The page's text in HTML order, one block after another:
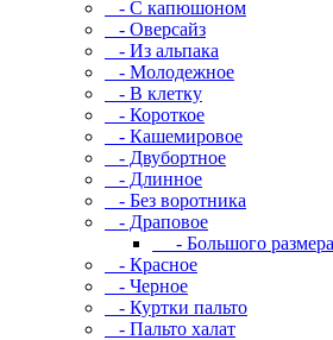
- С капюшоном
- Оверсайз
- Из альпака
- Молодежное
- В клетку
- Короткое
- Кашемировое
- Двубортное
- Длинное
- Без воротника
- Драповое
- Большого размера
- Красное
- Черное
- Куртки пальто
- Пальто халат